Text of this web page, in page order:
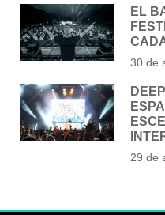
EL
30 de
29 de